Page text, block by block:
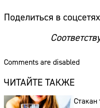
Поделиться в
Comments are disabled
ЧИТАЙТЕ ТАКЖЕ
Стакан